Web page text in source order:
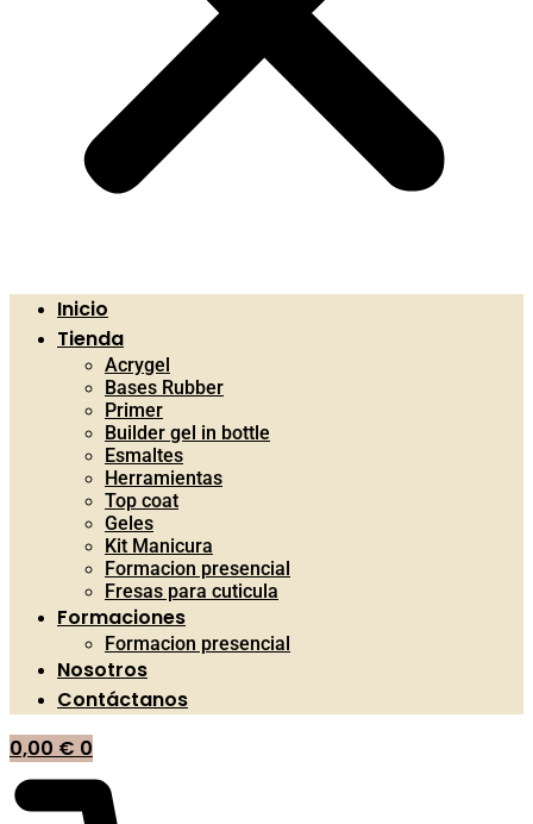
Inicio
Tienda
Acrygel
Bases Rubber
Primer
Builder gel in bottle
Esmaltes
Herramientas
Top coat
Geles
Kit Manicura
Formacion presencial
Fresas para cuticula
Formaciones
Formacion presencial
Nosotros
Contáctanos
0,00 € 0